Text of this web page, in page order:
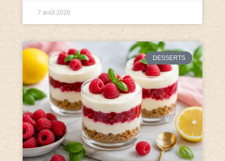
7 août 2026
DESSERTS